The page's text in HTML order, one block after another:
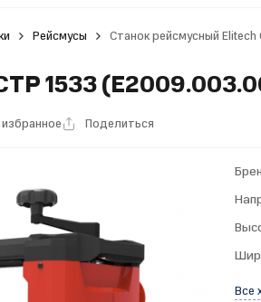
Рейсмусы Станок рейсмусный
1533
Поделиться
Все